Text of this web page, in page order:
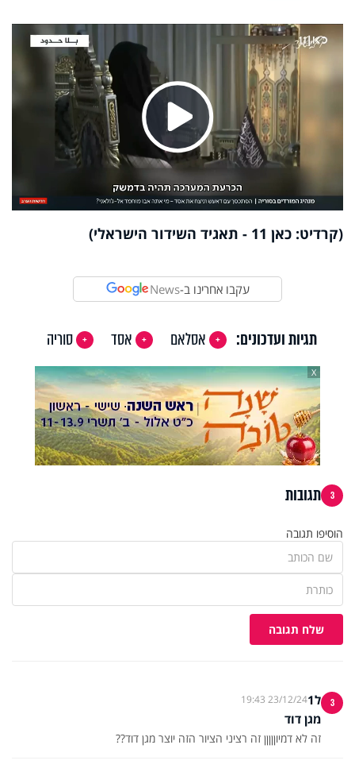
Play
Video
(קרדיט: כאן 11 - תאגיד השידור הישראלי)
עקבו אחרינו ב-News
תגיות ועדכונים: אסלאם אסד סוריה
X
3 תגובות
הוסיפו תגובה
שלח תגובה
3 ל1 23/12/24 19:43
מגן דוד
זה לא דמיוןןןןן זה רציני הציור הזה יוצר מגן דוד??